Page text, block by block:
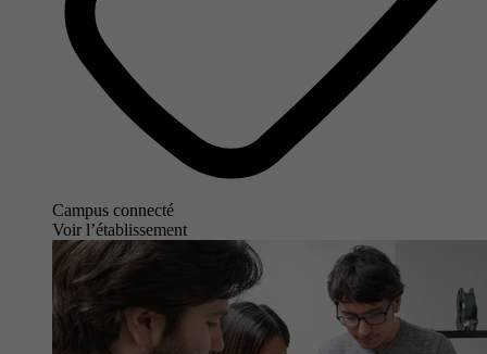
Campus connecté
Voir l’établissement